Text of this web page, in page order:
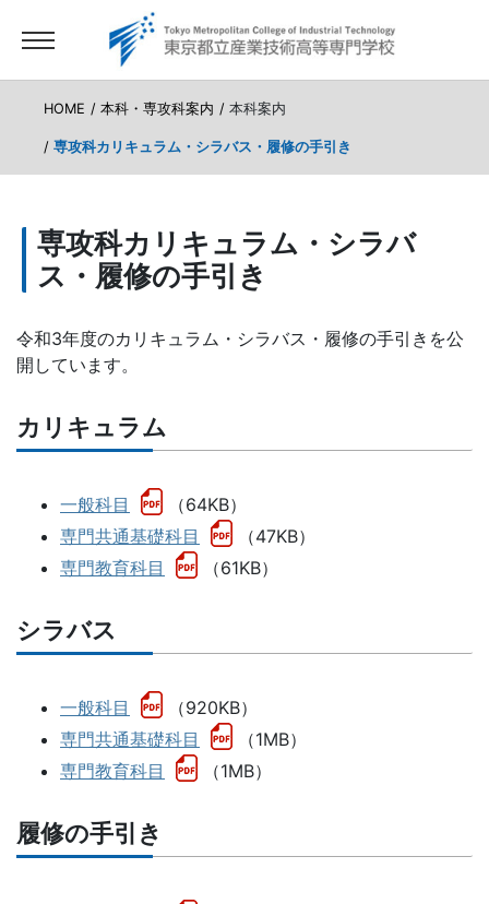
HOME 本科・専攻科案内 本科案内
専攻科カリキュラム・シラバス・履修の手引き
専攻科カリキュラム・シラバ
ス・履修の手引き
令和3年度のカリキュラム・シラバス・履修の手引きを公
開しています。
カリキュラム
一般科目
（64KB）
専門共通基礎科目
（47KB）
専門教育科目
（61KB）
シラバス
一般科目
（920KB）
専門共通基礎科目
（1MB）
専門教育科目
（1MB）
履修の手引き